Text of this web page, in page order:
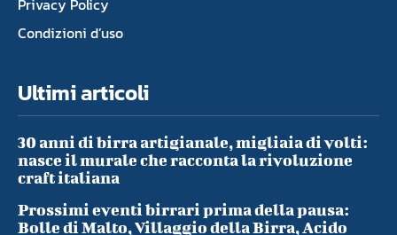
Privacy Policy
Condizioni d’uso
Ultimi articoli
30 anni di birra artigianale, migliaia di volti:
nasce il murale che racconta la rivoluzione
craft italiana
Prossimi eventi birrari prima della pausa:
Bolle di Malto, Villaggio della Birra, Acido